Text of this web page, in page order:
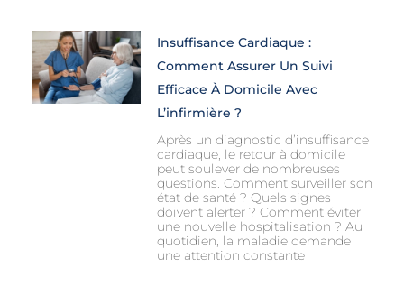
Insuffisance Cardiaque :
Comment Assurer Un Suivi
Efficace À Domicile Avec
L’infirmière ?
Après un diagnostic d’insuffisance
cardiaque, le retour à domicile
peut soulever de nombreuses
questions. Comment surveiller son
état de santé ? Quels signes
doivent alerter ? Comment éviter
une nouvelle hospitalisation ? Au
quotidien, la maladie demande
une attention constante